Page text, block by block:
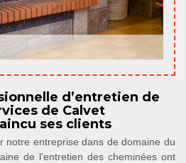
d’entretien de
de Calvet
ses clients
notre entreprise dans de domaine du
de l’entretien des cheminées ont